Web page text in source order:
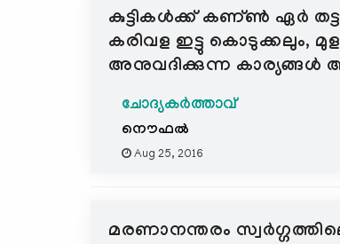
കുട്ടികള്‍ക്ക് കണ്ണ്‍ ഏര്‍
കരിവള ഇട്ടു കൊടുക്കലും,
അനുവദിക്കുന്ന
ചോദ്യകർത്താവ്
നൌഫല്‍
Aug 25, 2016
മരണാനന്തരം